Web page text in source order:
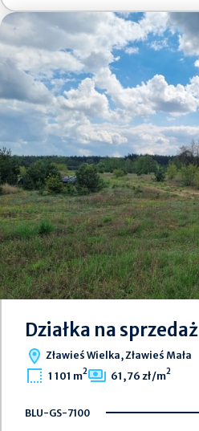
Działka na sprzedaż
Zławieś Wielka, Zławieś Mała
1 101 m2 61,76 zł/m2
BLU-GS-7100